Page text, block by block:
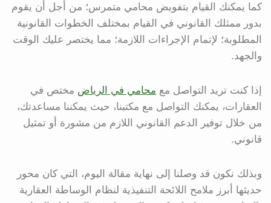
كما يمكنك القيام بتفويض محامي متمرس؛ من أجل أن يقوم
بدور ممثلك القانوني في القيام بمختلف الخطوات القانونية
المطلوبة؛ لإتمام الإجراءات اللازمة؛ مما يختصر عليك الوقت
والجهد.
إذا كنت تريد التواصل مع محامي في الرياض مختص في
العقارات، يمكنك التواصل مع مكتبنا، حيث يمكننا مساعدتك،
من خلال توفير الدعم القانوني اللازم من مشورة أو تمثيل
قانوني.
وبذلك نكون قد وصلنا إلى نهاية مقالة اليوم، التي كان محور
حديثها أبرز ملامح اللائحة التنفيذية لنظام الوساطة العقارية